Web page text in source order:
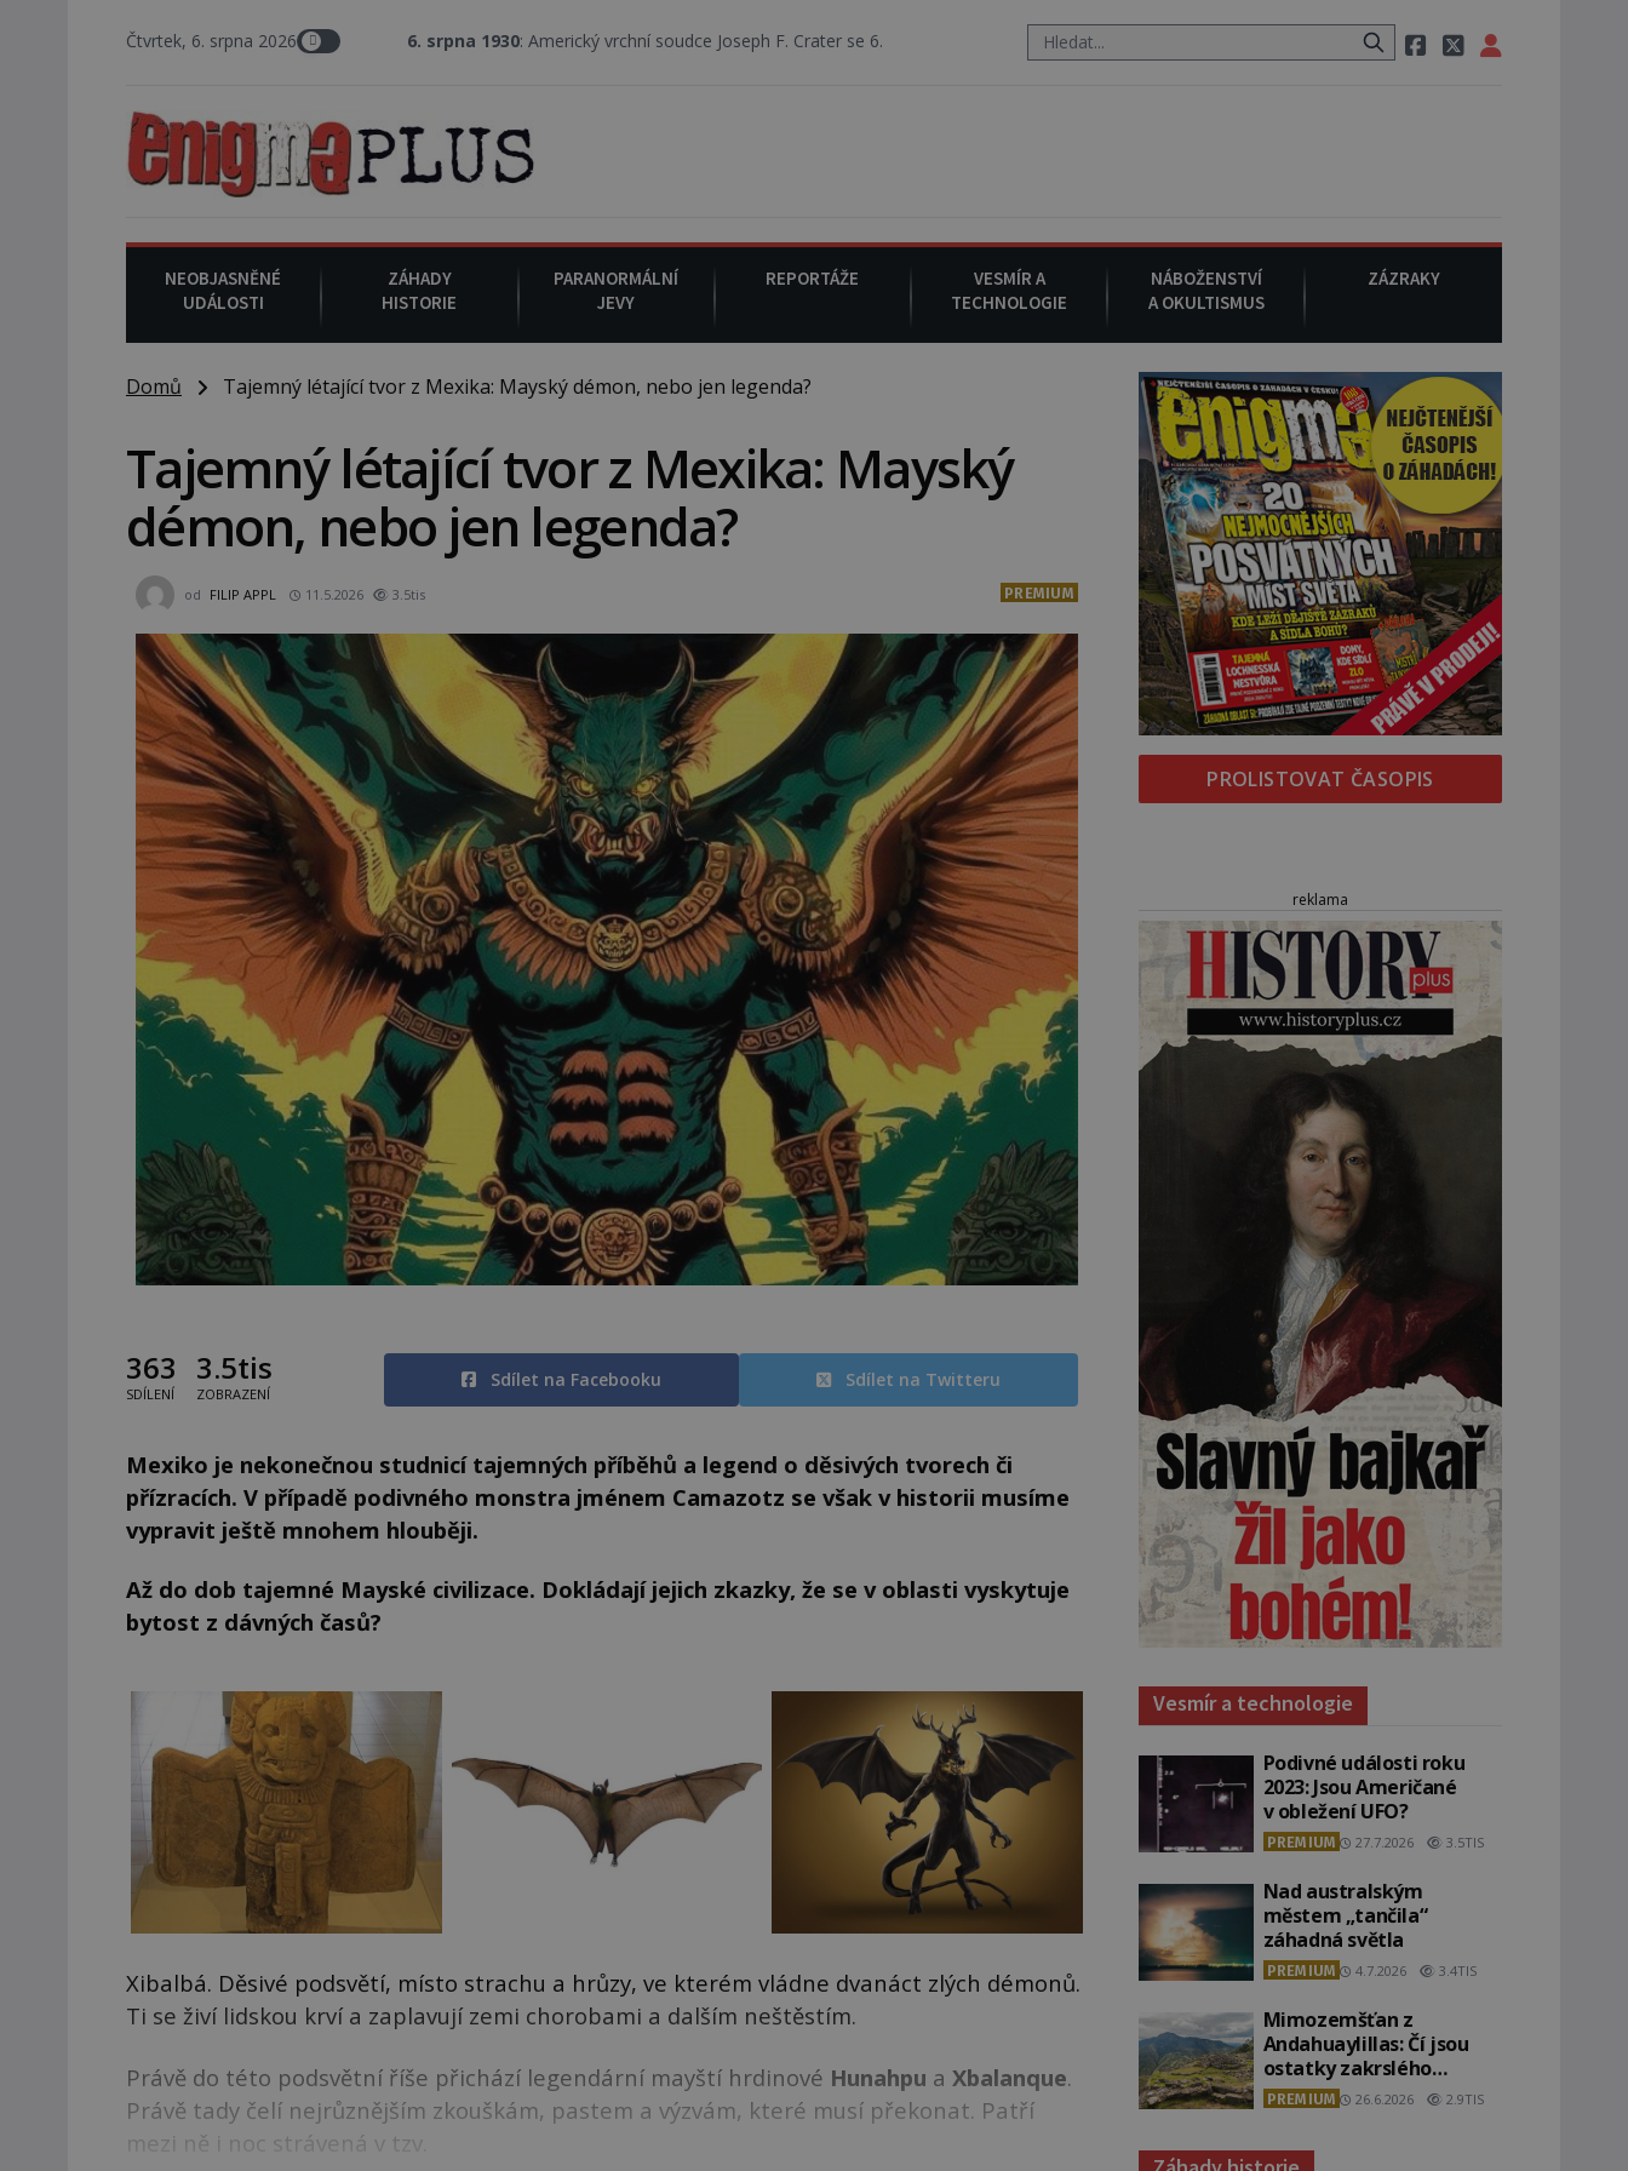
Čtvrtek, 6. srpna 20266. srpna 1930 : Americký vrchní soudce Joseph F. Crater se 6. srpna 1930 navečeří ve své oblíbené restauraci, pak si na ulici zavolá taxi, nasedne do něj a už ho nikdy
NEOBJASNĚNÉ
UDÁLOSTI
ZÁHADY
HISTORIE
PARANORMÁLNÍ
JEVY
REPORTÁŽE
VESMÍR A
TECHNOLOGIE
NÁBOŽENSTVÍ
A OKULTISMUS
ZÁZRAKY
Domů Tajemný létající tvor z Mexika: Mayský démon, nebo jen legenda?
Tajemný létající tvor z Mexika: Mayský
démon, nebo jen legenda?
od FILIP APPL 11.5.2026 3.5tis PREMIUM
363
SDÍLENÍ
3.5tis
ZOBRAZENÍ
Sdílet na Facebooku Sdílet na Twitteru
Mexiko je nekonečnou studnicí tajemných příběhů a legend o děsivých tvorech či
přízracích. V případě podivného monstra jménem Camazotz se však v historii musíme
vypravit ještě mnohem hlouběji.
Až do dob tajemné Mayské civilizace. Dokládají jejich zkazky, že se v oblasti vyskytuje
bytost z dávných časů?
Xibalbá. Děsivé podsvětí, místo strachu a hrůzy, ve kterém vládne dvanáct zlých démonů.
Ti se živí lidskou krví a zaplavují zemi chorobami a dalším neštěstím.
Právě do této podsvětní říše přichází legendární mayští hrdinové Hunahpu a Xbalanque.
Právě tady čelí nejrůznějším zkouškám, pastem a výzvám, které musí překonat. Patří
mezi ně i noc strávená v tzv.
PROLISTOVAT ČASOPIS
reklama
Vesmír a technologie
Podivné události roku
2023: Jsou Američané
v obležení UFO?
PREMIUM 27.7.2026 3.5TIS
Nad australským
městem „tančila“
záhadná světla
PREMIUM 4.7.2026 3.4TIS
Mimozemšťan z
Andahuaylillas: Čí jsou
ostatky zakrslého
stvoření s ohromnou
lebkou?
PREMIUM 26.6.2026 2.9TIS